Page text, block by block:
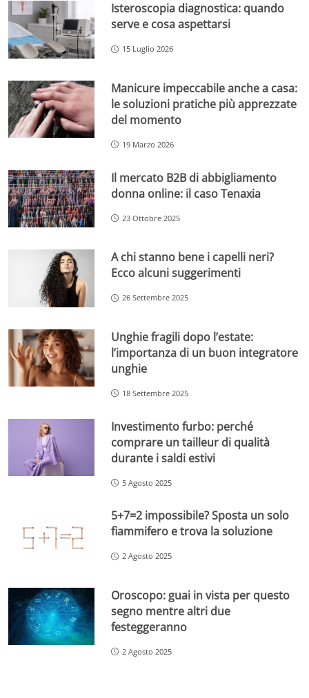
Isteroscopia diagnostica: quando
serve e cosa aspettarsi
15 Luglio 2026
Manicure impeccabile anche a casa:
le soluzioni pratiche più apprezzate
del momento
19 Marzo 2026
Il mercato B2B di abbigliamento
donna online: il caso Tenaxia
23 Ottobre 2025
A chi stanno bene i capelli neri?
Ecco alcuni suggerimenti
26 Settembre 2025
Unghie fragili dopo l’estate:
l’importanza di un buon integratore
unghie
18 Settembre 2025
Investimento furbo: perché
comprare un tailleur di qualità
durante i saldi estivi
5 Agosto 2025
5+7=2 impossibile? Sposta un solo
fiammifero e trova la soluzione
2 Agosto 2025
Oroscopo: guai in vista per questo
segno mentre altri due
festeggeranno
2 Agosto 2025